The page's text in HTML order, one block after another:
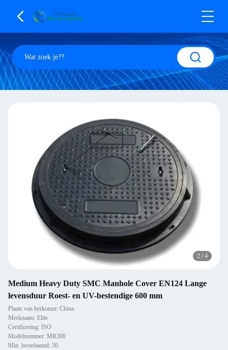
2 / 4
Medium Heavy Duty SMC Manhole Cover EN124 Lange
levensduur Roest- en UV-bestendige 600 mm
Plaats van herkomst: China
Merknaam: Elite
Certificering: ISO
Modelnummer: MR300
Min. bestelaantal: 50